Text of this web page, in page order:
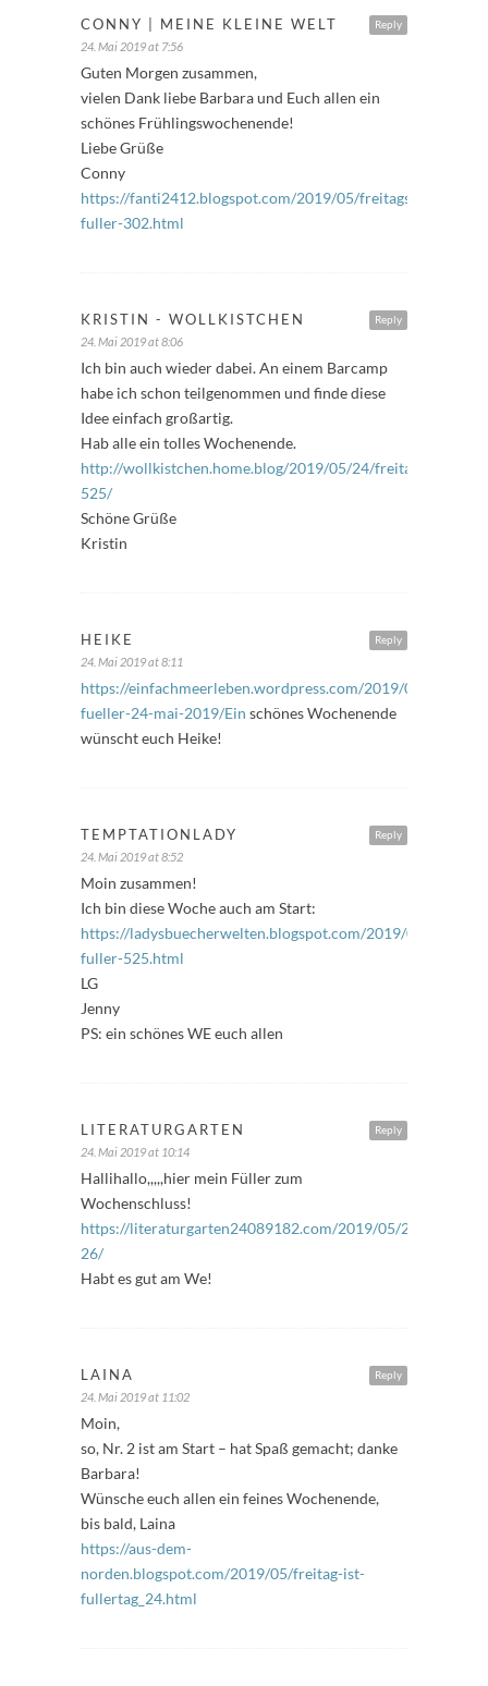
Reply
CONNY | MEINE KLEINE WELT
24. Mai 2019 at 7:56
Guten Morgen zusammen,
vielen Dank liebe Barbara und Euch allen ein
schönes Frühlingswochenende!
Liebe Grüße
Conny
https://fanti2412.blogspot.com/2019/05/freitags-
fuller-302.html
Reply
KRISTIN - WOLLKISTCHEN
24. Mai 2019 at 8:06
Ich bin auch wieder dabei. An einem Barcamp
habe ich schon teilgenommen und finde diese
Idee einfach großartig.
Hab alle ein tolles Wochenende.
http://wollkistchen.home.blog/2019/05/24/freitagsfueller-
525/
Schöne Grüße
Kristin
Reply
HEIKE
24. Mai 2019 at 8:11
https://einfachmeerleben.wordpress.com/2019/05/24/
fueller-24-mai-2019/Ein schönes Wochenende
wünscht euch Heike!
Reply
TEMPTATIONLADY
24. Mai 2019 at 8:52
Moin zusammen!
Ich bin diese Woche auch am Start:
https://ladysbuecherwelten.blogspot.com/2019/05/freitags-
fuller-525.html
LG
Jenny
PS: ein schönes WE euch allen
Reply
LITERATURGARTEN
24. Mai 2019 at 10:14
Hallihallo,,,,,hier mein Füller zum
Wochenschluss!
https://literaturgarten24089182.com/2019/05/24/
26/
Habt es gut am We!
Reply
LAINA
24. Mai 2019 at 11:02
Moin,
so, Nr. 2 ist am Start – hat Spaß gemacht; danke
Barbara!
Wünsche euch allen ein feines Wochenende,
bis bald, Laina
https://aus-dem-
norden.blogspot.com/2019/05/freitag-ist-
fullertag_24.html